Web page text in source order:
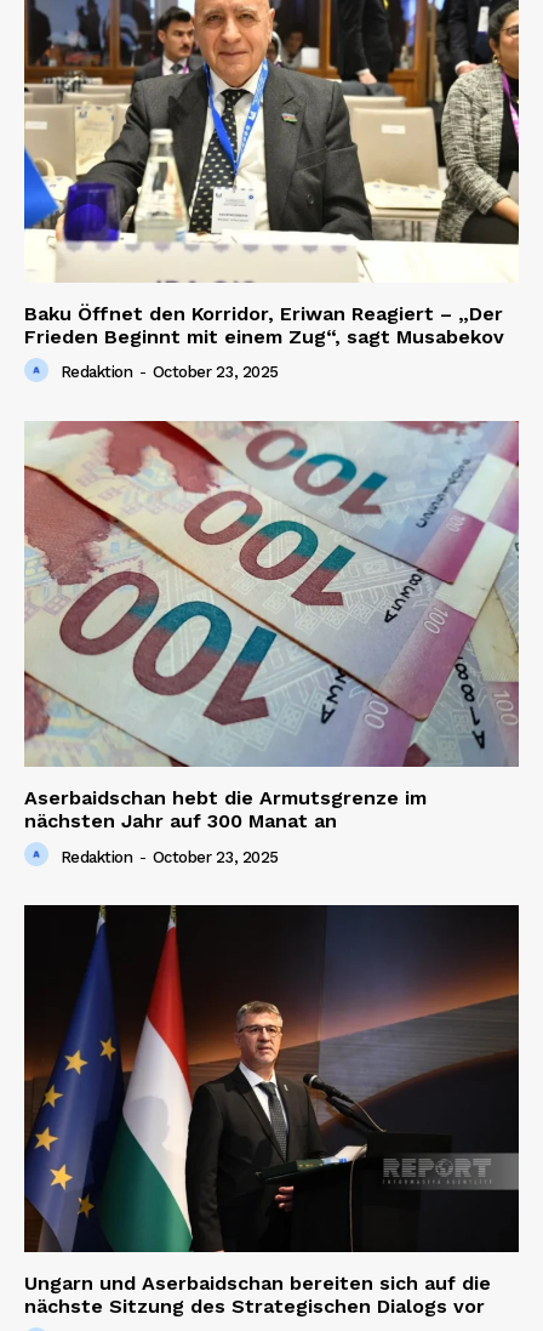
Baku Öffnet den Korridor, Eriwan Reagiert – „Der
Frieden Beginnt mit einem Zug“, sagt Musabekov
Redaktion - October 23, 2025
Aserbaidschan hebt die Armutsgrenze im
nächsten Jahr auf 300 Manat an
Redaktion - October 23, 2025
Ungarn und Aserbaidschan bereiten sich auf die
nächste Sitzung des Strategischen Dialogs vor